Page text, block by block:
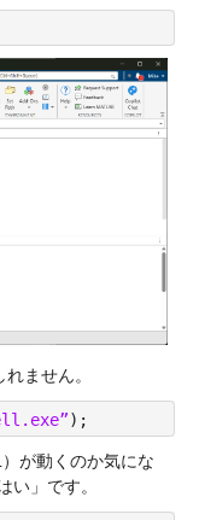
ません。
);
が動くのか気にな
い」です。